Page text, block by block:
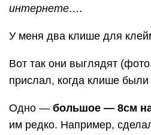
интернете….
У меня два клише для
Вот так они выглядят (фото
прислал, когда клише были
Одно — большое — 8см
им редко. Например,